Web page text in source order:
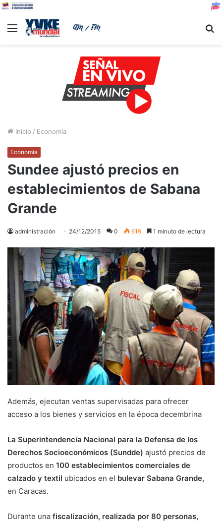
Menu
Inicio / Economía
Economía
Sundee ajustó precios en
establecimientos de Sabana
Grande
administración 24/12/2015 0 619 1 minuto de lectura
Además, ejecutan ventas supervisadas para ofrecer
acceso a los bienes y servicios en la época decembrina
La Superintendencia Nacional para la Defensa de los
Derechos Socioeconómicos (Sundde) ajustó precios de
productos en 100 establecimientos comerciales de
calzado y textil ubicados en el bulevar Sabana Grande,
en Caracas.
Durante una fiscalización, realizada por 80 personas,